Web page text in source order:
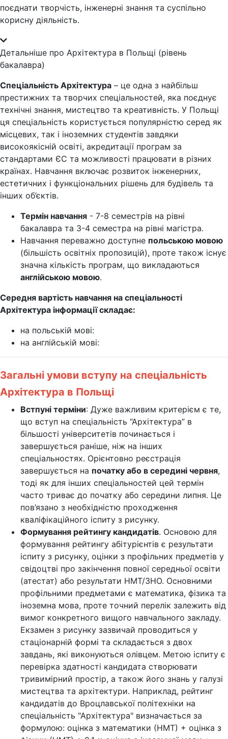
поєднати творчість, інженерні знання та суспільно
корисну діяльність.
Детальніше про Архітектура в Польщі (рівень
бакалавра)
Спеціальність Архітектура – це одна з найбільш
престижних та творчих спеціальностей, яка поєднує
технічні знання, мистецтво та креативність. У Польщі
ця спеціальність користується популярністю серед як
місцевих, так і іноземних студентів завдяки
високоякісній освіті, акредитації програм за
стандартами ЄС та можливості працювати в різних
країнах. Навчання включає розвиток інженерних,
естетичних і функціональних рішень для будівель та
інших об’єктів.
Термін навчання - 7-8 семестрів на рівні
бакалавра та 3-4 семестра на рівні магістра.
Навчання переважно доступне польською мовою
(більшість освітніх пропозицій), проте також існує
значна кількість програм, що викладаються
англійською мовою.
Середня вартість навчання на спеціальності
Архітектура інформації складає:
на польській мові:
на англійській мові:
Загальні умови вступу на спеціальність
Архітектура в Польщі
Встпуні терміни: Дуже важливим критерієм є те,
що вступ на спеціальність “Архітектура” в
більшості університетів починається і
завершується раніше, ніж на інших
спеціальностях. Орієнтовно реєстрація
завершується на початку або в середині червня,
тоді як для інших спеціальностей цей термін
часто триває до початку або середини липня. Це
пов’язано з необхідністю проходження
кваліфікаційного іспиту з рисунку.
Формування рейтингу кандидатів. Основою для
формування рейтингу абітурієнтів є результати
іспиту з рисунку, оцінки з профільних предметів у
свідоцтві про закінчення повної середньої освіти
(атестат) або результати НМТ/ЗНО. Основними
профільними предметами є математика, фізика та
іноземна мова, проте точний перелік залежить від
вимог конкретного вищого навчального закладу.
Екзамен з рисунку зазвичай проводиться у
стаціонарній формі та складається з двох
завдань, які виконуються олівцем. Метою іспиту є
перевірка здатності кандидата створювати
тривимірний простір, а також його знань у галузі
мистецтва та архітектури. Наприклад, рейтинг
кандидатів до Вроцлавської політехніки на
спеціальність "Архітектура" визначається за
формулою: оцінка з математики (НМТ) + оцінка з